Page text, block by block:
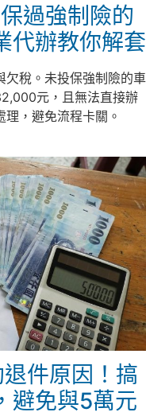
過強制險的
代辦教你解套
欠稅。未投保強制險的車
元，且無法直接辦
，避免流程卡關。
件原因！搞
避免與5萬元